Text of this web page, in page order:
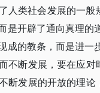
人类社会发展的一
是开辟了通向真理的
成的教条，而是进一
不断发展，要在应
断发展的开放的理